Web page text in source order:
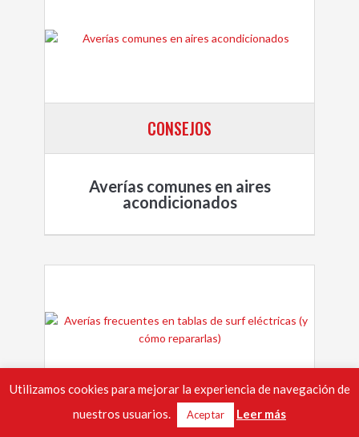
CONSEJOS
Averías comunes en aires
acondicionados
CONSEJOS
Utilizamos cookies para mejorar la experiencia de navegación de
nuestros usuarios.
Aceptar Leer más